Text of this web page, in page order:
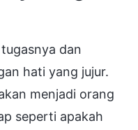
dan
hati yang jujur.
menjadi orang
seperti apakah